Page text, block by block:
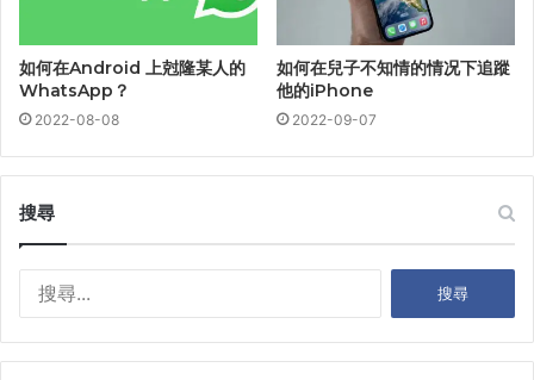
如何在Android 上尅隆某人的
WhatsApp？
2022-08-08
如何在兒子不知情的情况下追蹤
他的iPhone
2022-09-07
搜尋